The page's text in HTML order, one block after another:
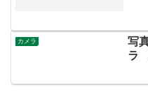
カメラ
写
ラ